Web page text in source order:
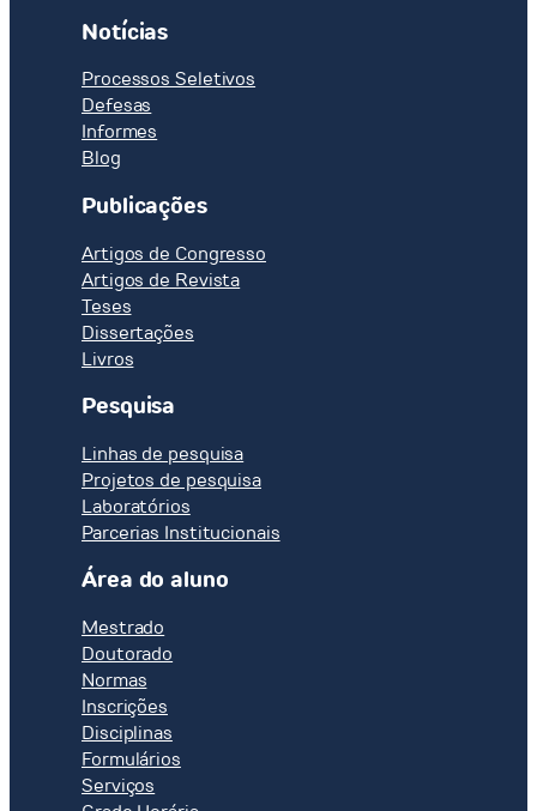
Notícias
Processos Seletivos
Defesas
Informes
Blog
Publicações
Artigos de Congresso
Artigos de Revista
Teses
Dissertações
Livros
Pesquisa
Linhas de pesquisa
Projetos de pesquisa
Laboratórios
Parcerias Institucionais
Área do aluno
Mestrado
Doutorado
Normas
Inscrições
Disciplinas
Formulários
Serviços